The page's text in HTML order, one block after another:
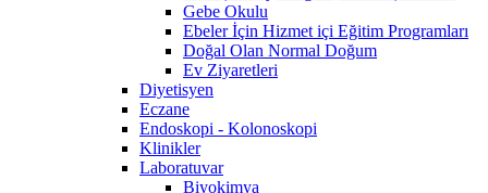
Gebe Okulu
Ebeler İçin Hizmet içi Eğitim Programları
Doğal Olan Normal Doğum
Ev Ziyaretleri
Diyetisyen
Eczane
Endoskopi - Kolonoskopi
Klinikler
Laboratuvar
Biyokimya